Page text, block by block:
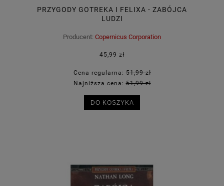
PRZYGODY GOTREKA I FELIXA - ZABÓJCA
LUDZI
Producent: Copernicus Corporation
45,99 zł
Cena regularna:51,99 zł
Najniższa cena:51,99 zł
DO KOSZYKA